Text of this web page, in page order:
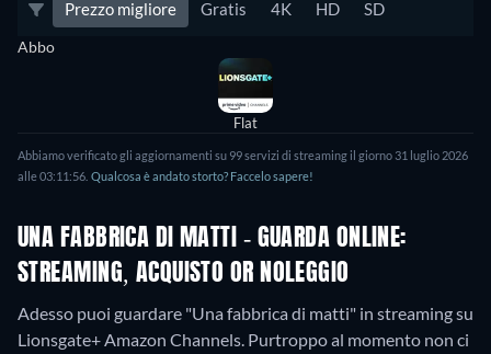
Prezzo migliore Gratis 4K HD SD
Abbo
Flat
Abbiamo verificato gli aggiornamenti su 99servizi di streaming il giorno 31 luglio 2026
alle03:11:56 Qualcosa è andato storto? Faccelo sapere!
UNA FABBRICA DI MATTI - GUARDA ONLINE:
STREAMING, ACQUISTO OR NOLEGGIO
Adesso puoi guardare "Una fabbrica di matti" in streaming su
Lionsgate+ Amazon Channels. Purtroppo al momento non ci